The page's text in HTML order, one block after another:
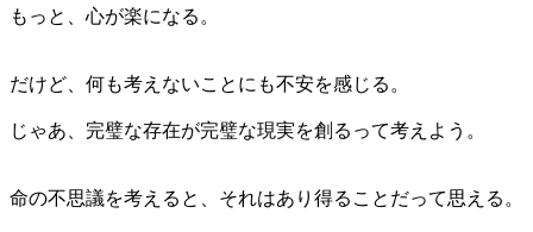
もっと、心が楽になる。
だけど、何も考えないことにも不安を感じる。
じゃあ、完璧な存在が完璧な現実を創るって考えよう。
命の不思議を考えると、それはあり得ることだって思える。